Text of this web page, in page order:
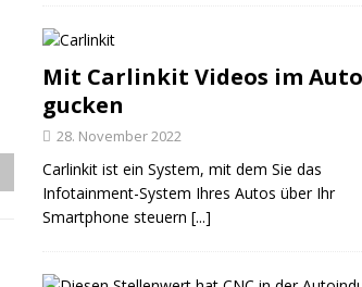
Mit Carlinkit Videos im Auto
gucken
28. November 2022
Carlinkit ist ein System, mit dem Sie das
Infotainment-System Ihres Autos über Ihr
Smartphone steuern [...]